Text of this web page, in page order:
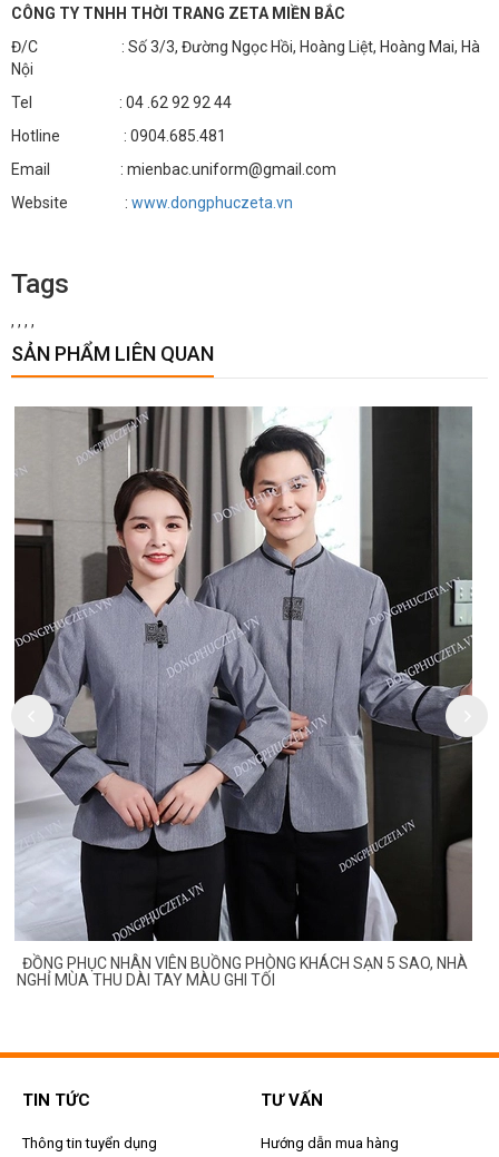
CÔNG TY TNHH THỜI TRANG ZETA MIỀN BẮC
Đ/C : Số 3/3, Đường Ngọc Hồi, Hoàng Liệt, Hoàng Mai, Hà
Nội
Tel : 04 .62 92 92 44
Hotline : 0904.685.481
Email : mienbac.uniform@gmail.com
Website : www.dongphuczeta.vn
Tags
, , , ,
SẢN PHẨM LIÊN QUAN
ĐỒNG PHỤC NHÂN VIÊN BUỒNG PHÒNG KHÁCH SẠN 5 SAO, NHÀ
NGHỈ MÙA THU DÀI TAY MÀU GHI TỐI
TIN TỨC
Thông tin tuyển dụng
TƯ VẤN
Hướng dẫn mua hàng